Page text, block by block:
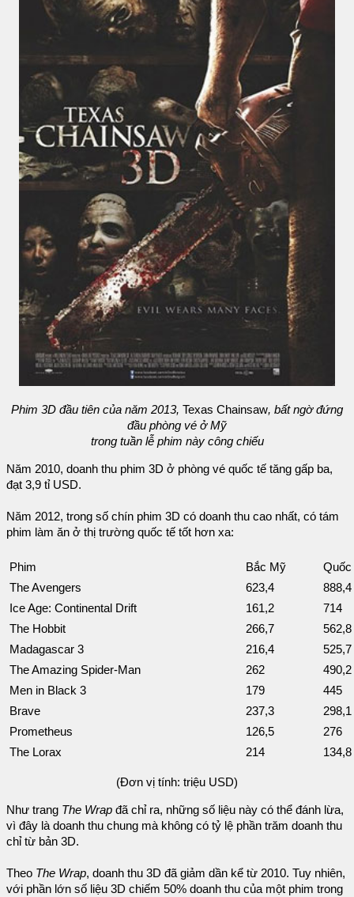
Phim 3D đầu tiên của năm 2013, Texas Chainsaw, bất ngờ đứng
đầu phòng vé ở Mỹ
trong tuần lễ phim này công chiếu
Năm 2010, doanh thu phim 3D ở phòng vé quốc tế tăng gấp ba,
đạt 3,9 tỉ USD.
Năm 2012, trong số chín phim 3D có doanh thu cao nhất, có tám
phim làm ăn ở thị trường quốc tế tốt hơn xa:
Phim Bắc Mỹ
Quốc
The Avengers
623,4
888,4
Ice Age: Continental Drift
161,2
714
The Hobbit
266,7
562,8
Madagascar 3
216,4
525,7
The Amazing Spider-Man
262
490,2
Men in Black 3
179
445
Brave
237,3
298,1
Prometheus
126,5
276
The Lorax
214 134,8
(Đơn vị tính: triệu USD)
Như trang The Wrap đã chỉ ra, những số liệu này có thể đánh lừa,
vì đây là doanh thu chung mà không có tỷ lệ phần trăm doanh thu
chỉ từ bản 3D.
Theo The Wrap, doanh thu 3D đã giảm dần kể từ 2010. Tuy nhiên,
với phần lớn số liệu 3D chiếm 50% doanh thu của một phim trong